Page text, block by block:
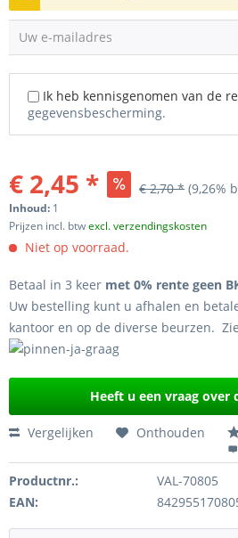
Uw e-mailadres
Ik heb kennisgenomen van de
gegevensbescherming.
€ 2,45 * € 2,70 * (9,26%
Inhoud: 1
Prijzen incl. btwexcl. verzendingskosten
Niet op voorraad.
Betaal in 3 keer met 0% rente geen
Uw bestelling kunt u afhalen en
kantoor en op de diverse beurzen.
Heeft u een vraag over
Vergelijken Onthouden
Productnr.:
VAL-70805
EAN: